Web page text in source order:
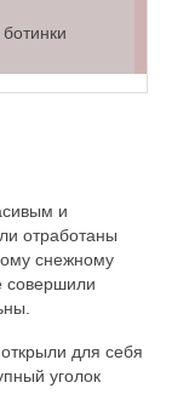
ботинки
и
отработаны
снежному
совершили
для себя
уголок